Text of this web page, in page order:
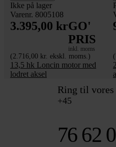
Ikke på lager
Varenr. 8005108
3.395,00 krGO'
PRIS
inkl. moms
(2.716,00 kr. ekskl. moms.)
13,5 hk Loncin motor med
lodret aksel
Ring til vores
+45
76 62